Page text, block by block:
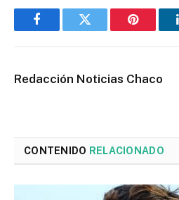
FacebookTwitter Pinterest
Redacción Noticias Chaco
CONTENIDO RELACIONADO